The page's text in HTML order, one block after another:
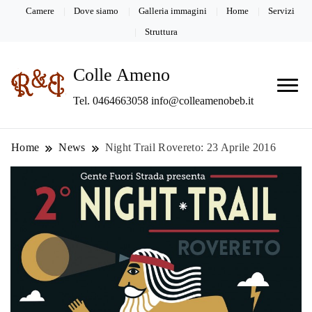
Camere Dove siamo Galleria immagini Home Servizi
Struttura
Colle Ameno
Tel. 0464663058 info@colleamenobeb.it
Home News Night Trail Rovereto: 23 Aprile 2016